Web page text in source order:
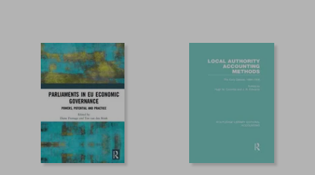
5%
dcto.
52,88 €
50,24 €
5%
dcto.